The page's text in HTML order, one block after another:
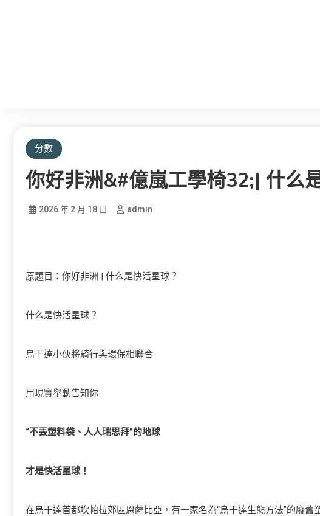
分數
你好非洲&#億嵐工學椅32;| 什么
2026 年 2 月 18 日 admin
原題目：你好非洲 | 什么是快活星球？
什么是快活星球？
烏干達小伙將騎行與環保相聯合
用現實舉動告知你
“不丟塑料袋、人人瑞思拜”的地球
才是快活星球！
在烏干達首都坎帕拉郊區恩薩比亞，有一家名為“烏干達生態方法”的廢舊